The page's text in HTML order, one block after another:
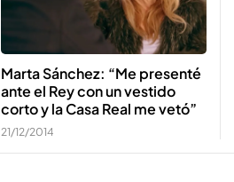
Marta Sánchez: “Me presenté
ante el Rey con un vestido
corto y la Casa Real me vetó”
21/12/2014